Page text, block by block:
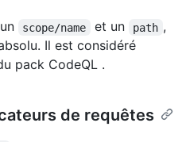
scope/name et un path ,
Il est considéré
pack CodeQL .
de requêtes